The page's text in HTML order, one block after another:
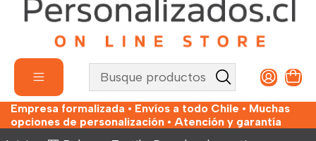
Empresa formalizada • Envíos a todo Chile • Muchas
opciones de personalización • Atención y garantía